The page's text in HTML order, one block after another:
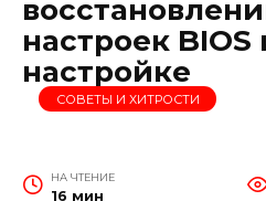
настроек BIOS
настройке
СОВЕТЫ И ХИТРОСТИ
НА ЧТЕНИЕ
16 мин